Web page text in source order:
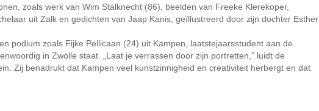
zoals werk van Wim Stalknecht (86), beelden van Freeke Klerekoper,
uit Zalk en gedichten van Jaap Kanis, geïllustreerd door zijn dochter Esther
podium zoals Fijke Pellicaan (24) uit Kampen, laatstejaarsstudent aan de
in Zwolle staat. „Laat je verrassen door zijn portretten,” luidt de
Zij benadrukt dat Kampen veel kunstzinnigheid en creativiteit herbergt en dat